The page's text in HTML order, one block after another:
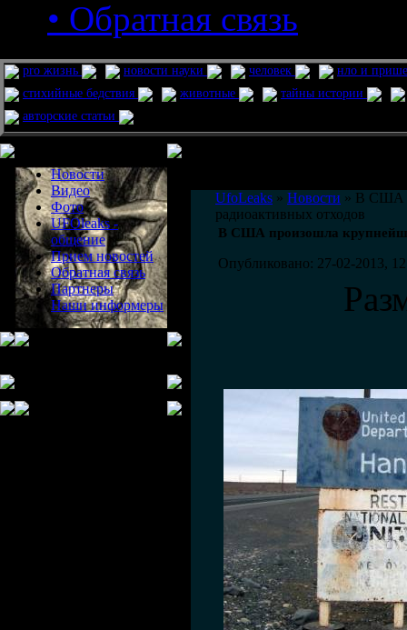
• Обратная связь
pro жизнь новости науки человек
нло и
стихийные бедствия
животные
тайны истории
авторские статьи
Новости
Видео
Фото
UFOleaks -
общение
Прием новостей
Обратная связь
Партнеры
Наши информеры
UfoLeaks » Новости » В США
радиоактивных отходов
В США произошла
Опубликовано: 27-02-2013,